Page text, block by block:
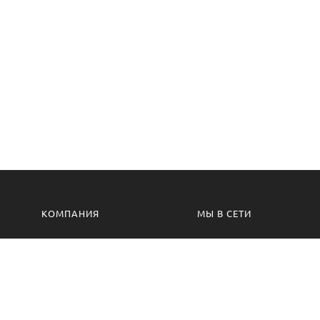
КОМПАНИЯ МЫ В СЕТИ